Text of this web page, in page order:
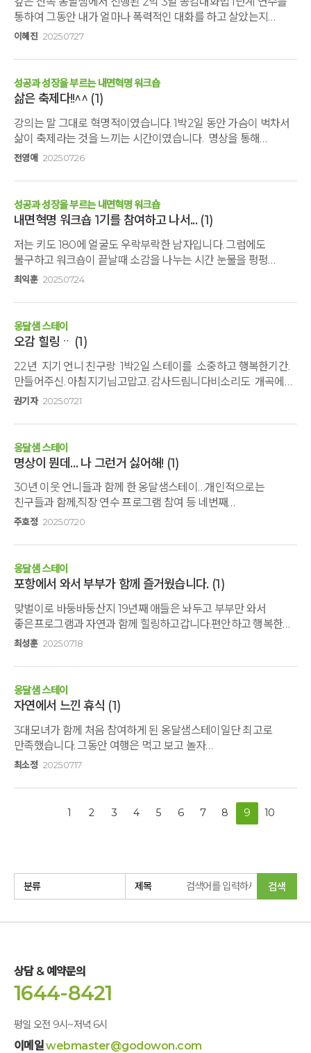
통하여 그동안 내가 얼마나 폭력적인 대화를 하고 살았는지
깨달았습니다. 이곳에서 배운 공감 대화법을 가정과 일터에서
행복하게 살겠습니다. 좋은 강의로 큰 배움과 깨우침을 주신
윤인숙 작가님과 머무는 내내 살뜰하게 살펴주신 아침지기님들께
깊은 감사의 마음 전합니다.
이혜진 2025.07.27
성공과 성장을 부르는 내면혁명 워크숍
삶은 축제다!!^^ (1)
강의는 말 그대로 혁명적이였습니다. 1박2일 동안 가슴이 벅차서
삶이 축제라는 것을 느끼는 시간이였습니다. 명상을 통해
부정적인 감정들을 툭 털어버리고 강의를 통해 나를 만나는
들었을때는 그 말에 잠시 머물게 되었고 마음이 편안해졌어요.
그리고 기쁨이 찾아오더라구요~ 그동안 알게 모르게 내가
긴장하면서 살았었구나 라는 것을 자각하게 되었네요. 즐겁고
유쾌한 삶으로 안내해 줘서 감사합니다.
전영애 2025.07.26
성공과 성장을 부르는 내면혁명 워크숍
내면혁명 워크숍 1기를 참여하고 나서... (1)
저는 키도 180에 얼굴도 우락부락한 남자입니다. 그럼에도
불구하고 워크숍이 끝날때 소감을 나누는 시간 눈물을 펑펑
흘렸습니다. 왜냐면 워크샵을 통해서 "그동안 나를 옥죄고 있던
때문입니다. 한번 참여해보세요 절대 후회하지 않을것입니다.
최익훈 2025.07.24
옹달샘 스테이
오감 힐링ᆢ (1)
22년 지기 언니 친구랑 1박2일 스테이를 소중하고 행복한기간.
만들어주신. 아침지기님고맙고. 감사드림니다비소리도 개곡에
물소리 자연에. 소리에. 힐링이되었습니다오감. 시간에. 마음에.
권기자 2025.07.21
옹달샘 스테이
명상이 뭔데… 나 그런거 싫어해! (1)
30년 이웃 언니들과 함께 한 옹달샘스테이…개인적으로는
친구들과 함께,직장 연수 프로그램 참여 등 네번째
방문이었습니다.이번 옹달샘스테이에 함께 한 언니들에게이런
정적인거 싫어해 하면서 극 거부감을 보였던 분들이 노란색
우산에 반하고 명상 프로그램에 또 한번 반하며 너무 행복했다고
저에게 이런곳에 데려와 줘서 너무 고맙다고 인사를 합니다.
시골에 살기 때문에 이런 산골에 쉬러 간다는 건 상상도 못하던
일이었거든요몸을 살리는 밥상과 통나무명상, 털기명상, 크리스탈
체험, 스파 명상 등 모든 프로그램이 좋았고 아침지기님들의
친절함에 한번 더 감동했습니다.김두엽 작가님의 전시회도 너무
식사후사진촬영 부탁드렸더니 너무 반갑게 함께 해주셔서 정말
감사했습니다이번 스테이에서도 역시나 너무 좋은 추억이
남겨져서 아이들과 함께 옹달샘으로 휴가를 계획해 보려
합니다감사합니다 고맙습니다
주호정 2025.07.20
옹달샘 스테이
포항에서 와서 부부가 함께 즐거웠습니다. (1)
맞벌이로 바둥바둥산지 19년째 애들은 놔두고 부부만 와서
좋은프로그램과 자연과 함께 힐링하고갑니다.편안하고 행복한
시간이였습니다.먼곳에 왔지만 더 값진 추억인듯합니다. 와이프도
감사하고 보내준 포스코에도 감사합니다.직원으로써 다시한번
애사심을 느낍니다.
최성훈 2025.07.18
옹달샘 스테이
자연에서 느낀 휴식 (1)
3대모녀가 함께 처음 참여하게 된 옹달샘스테이일단 최고로
만족했습니다. 그동안 여행은 먹고 보고 놀자
였다면옹달샘에서는 건강한 식단과 함께 마음을 다스리고 휴식을
있을까라는 생각과아이도 처음 해보는 체험들로 두려움을
가지고있었지만그런 두려움 따위를 생각했다는 자체가 창피할
정도 였습니다. 그정도로 여유있게 나를 돌아볼 수 있는 시간을
푸짐했습니다. 마지막으로 직원분들의 친절함에도
감사드립니다. 기회가된다면 또 갈게요~^^
최소정 2025.07.17
1 2 3 4 5 6 7 8 9 10
검색
상담 & 예약문의
1644-8421
평일 오전 9시~저녁 6시
이메일webmaster@godowon.com